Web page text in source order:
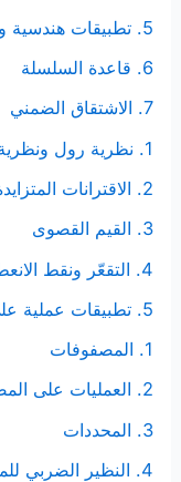
5. تطبيقات هندسية وفيزيائية
6. قاعدة السلسلة
7. الاشتقاق الضمني
1. نظرية رول ونظرية القيمة المتوسطة
2. الاقترانات المتزايدة والمتناقصة
3. القيم القصوى
4. التقعّر ونقط الانعطاف
5. تطبيقات عملية على القيم القصوى
1. المصفوفات
2. العمليات على المصفوفات
3. المحددات
4. النظير الضربي للمصفوفة المربعة